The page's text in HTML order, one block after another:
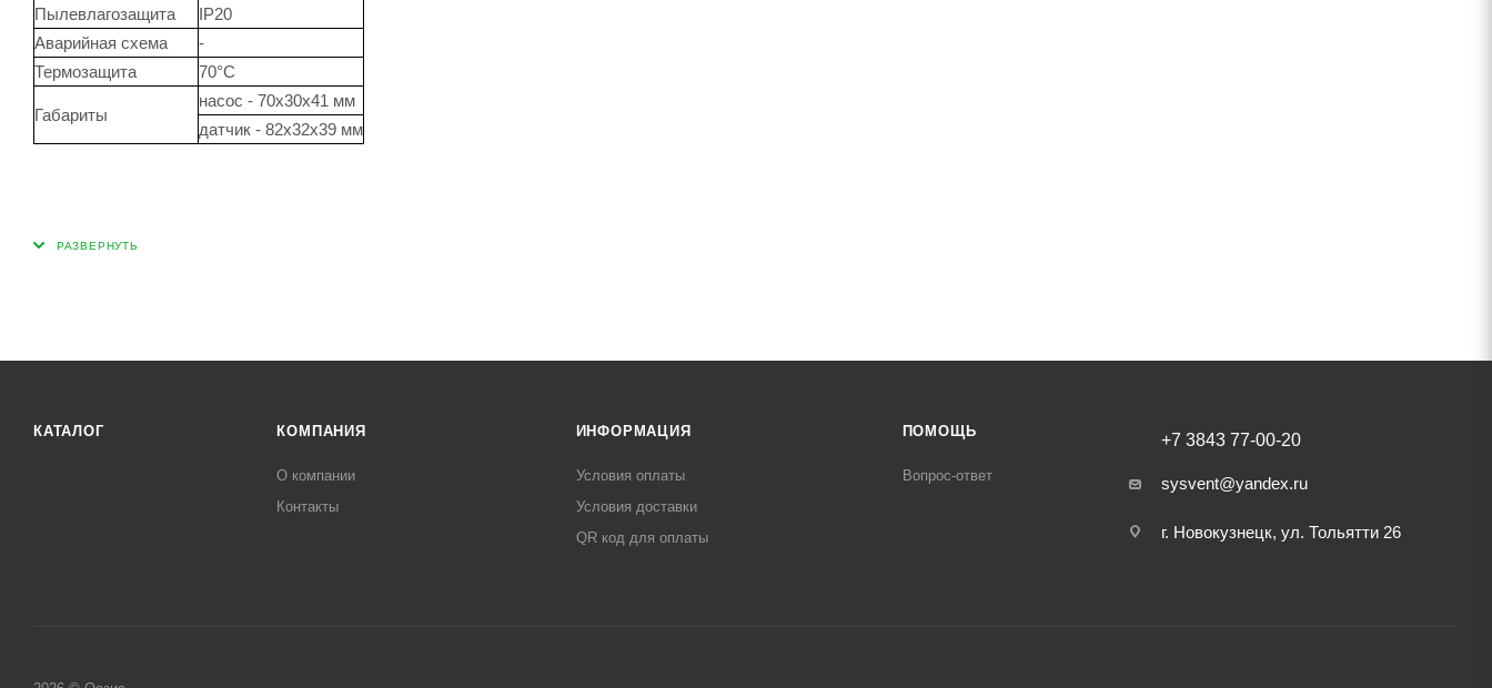
Пылевлагозащита
IP20
Аварийная схема
-
Термозащита
70°C
Габариты
насос - 70x30x41 мм
датчик - 82x32x39 мм
КАТАЛОГ КОМПАНИЯ
О компании
Контакты
ИНФОРМАЦИЯ
Условия оплаты
Условия доставки
QR код для оплаты
ПОМОЩЬ
Вопрос-ответ
+7 3843 77-00-20
sysvent@yandex.ru
г. Новокузнецк, ул. Тольятти 26